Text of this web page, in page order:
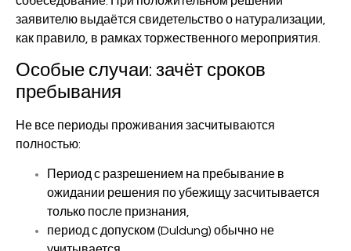
заявителю выдаётся свидетельство о натурализации,
как правило, в рамках торжественного мероприятия.
Особые случаи: зачёт сроков
пребывания
Не все периоды проживания засчитываются
полностью:
Период с разрешением на пребывание в
ожидании решения по убежищу засчитывается
только после признания,
период с допуском (Duldung) обычно не